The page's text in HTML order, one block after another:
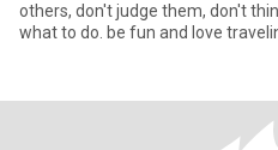
others, don't judge them, don't
what to do. be fun and love